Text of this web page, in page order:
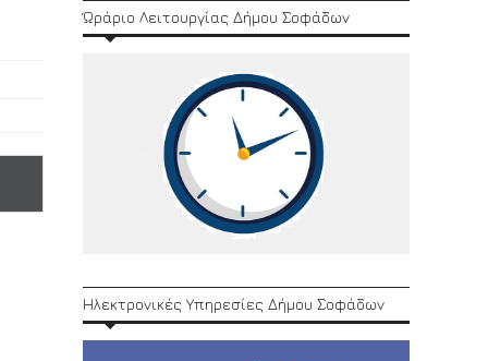
Ώράριο Λειτουργίας Δήμου Σοφάδων
Ηλεκτρονικές Υπηρεσίες Δήμου Σοφάδων